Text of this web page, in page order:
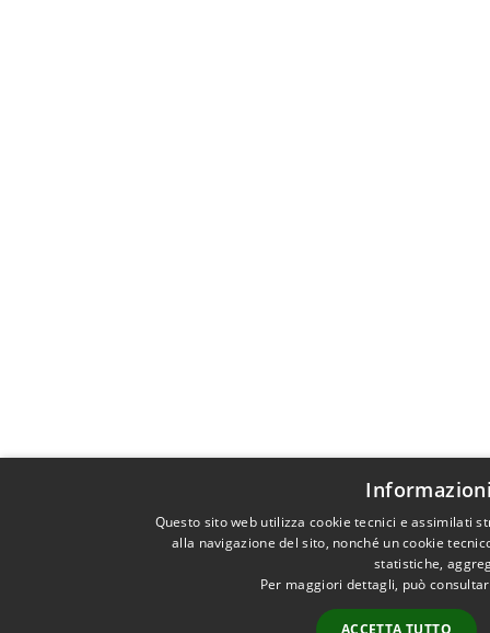
Questo sito web utilizza cookie tecnici e assimilati
alla navigazione del sito, nonché un cookie
statistiche,
Per maggiori dettagli, può
ACCETTA TUTTO